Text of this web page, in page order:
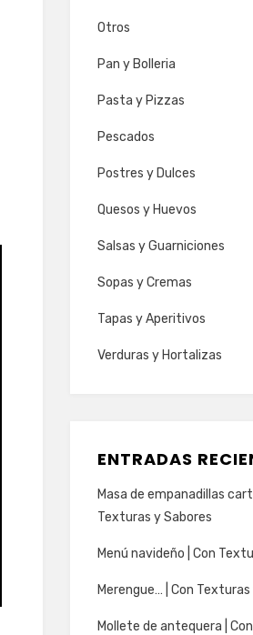
Otros
Pan y Bolleria
Pasta y Pizzas
Pescados
Postres y Dulces
Quesos y Huevos
Salsas y Guarniciones
Sopas y Cremas
Tapas y Aperitivos
Verduras y Hortalizas
ENTRADAS
Masa de empanadillas
Texturas y Sabores
Menú navideño | Con
Merengue… | Con
Mollete de antequera |